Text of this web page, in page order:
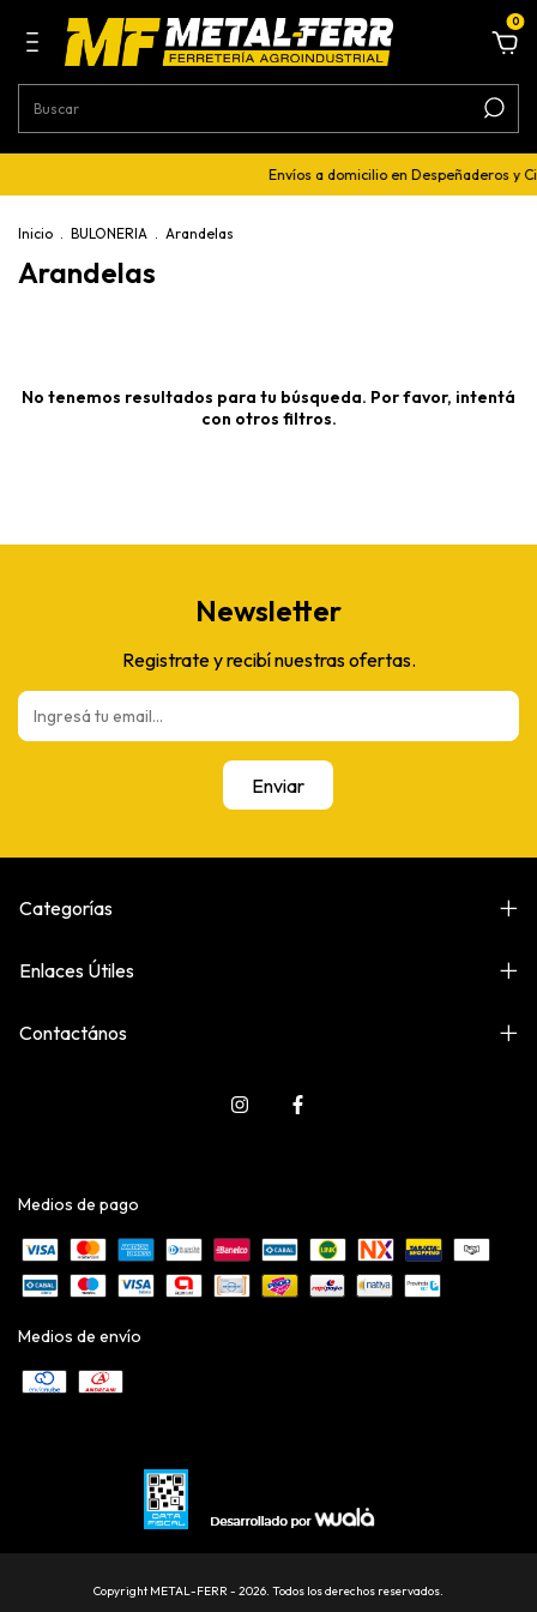
0
Envíos a domicilio en Despeñaderos y
Inicio . BULONERIA . Arandelas
Arandelas
No tenemos resultados para tu búsqueda. Por favor, intentá
con otros filtros.
Newsletter
Registrate y recibí nuestras ofertas.
Categorías
Enlaces Útiles
Contactános
Medios de pago
Medios de envío
Copyright METAL-FERR - 2026. Todos los derechos reservados.